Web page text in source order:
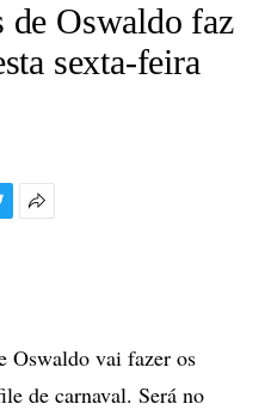
Oswaldo faz
sexta-feira
Oswaldo vai fazer os
de carnaval. Será no